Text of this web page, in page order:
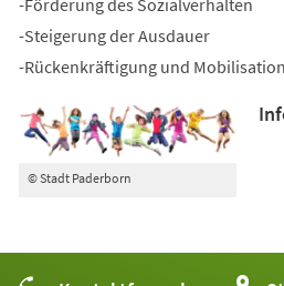
-Steigerung der Ausdauer
-Rückenkräftigung und Mobilisation
© Stadt Paderborn